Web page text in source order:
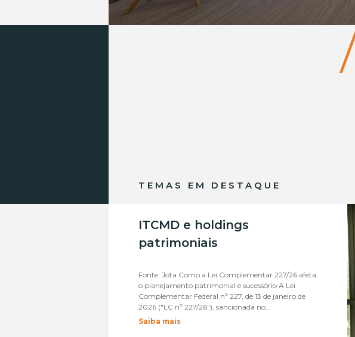
TEMAS EM DESTAQUE
ITCMD e holdings
patrimoniais
Fonte: Jota Como a Lei Complementar 227/26 afeta
o planejamento patrimonial e sucessório A Lei
Complementar Federal nº 227, de 13 de janeiro de
2026 ("LC nº 227/26"), sancionada no...
Saiba mais